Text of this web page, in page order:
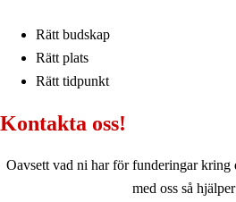
Rätt budskap
Rätt plats
Rätt tidpunkt
Kontakta oss!
Oavsett vad ni har för funderingar
med oss så